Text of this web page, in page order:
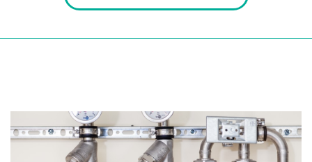
ALL FIELDS ARE REQUIRED.
Close Appointment form